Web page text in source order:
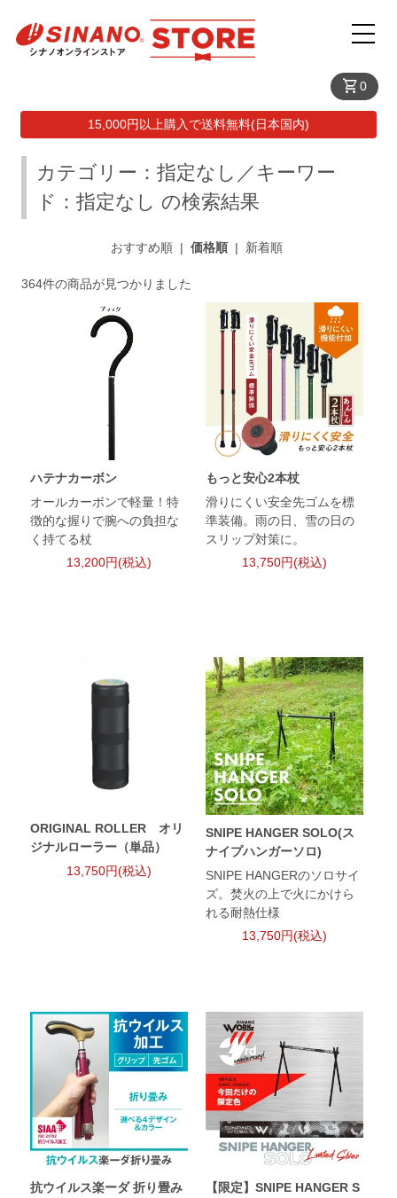
shopping_cart0
15,000円以上購入で送料無料(日本国内)
カテゴリー：指定なし／キーワー
ド：指定なし の検索結果
おすすめ順| 価格順| 新着順
364件の商品が見つかりました
ハテナカーボン
オールカーボンで軽量！特
徴的な握りで腕への負担な
く持てる杖
13,200円(税込)
もっと安心2本杖
滑りにくい安全先ゴムを標
準装備。雨の日、雪の日の
スリップ対策に。
13,750円(税込)
ORIGINAL ROLLER オリ
ジナルローラー（単品）
13,750円(税込)
SNIPE HANGER SOLO(ス
ナイプハンガーソロ)
SNIPE HANGERのソロサイ
ズ。焚火の上で火にかけら
れる耐熱仕様
13,750円(税込)
抗ウイルス楽ーダ 折り畳み
【限定】SNIPE HANGER S